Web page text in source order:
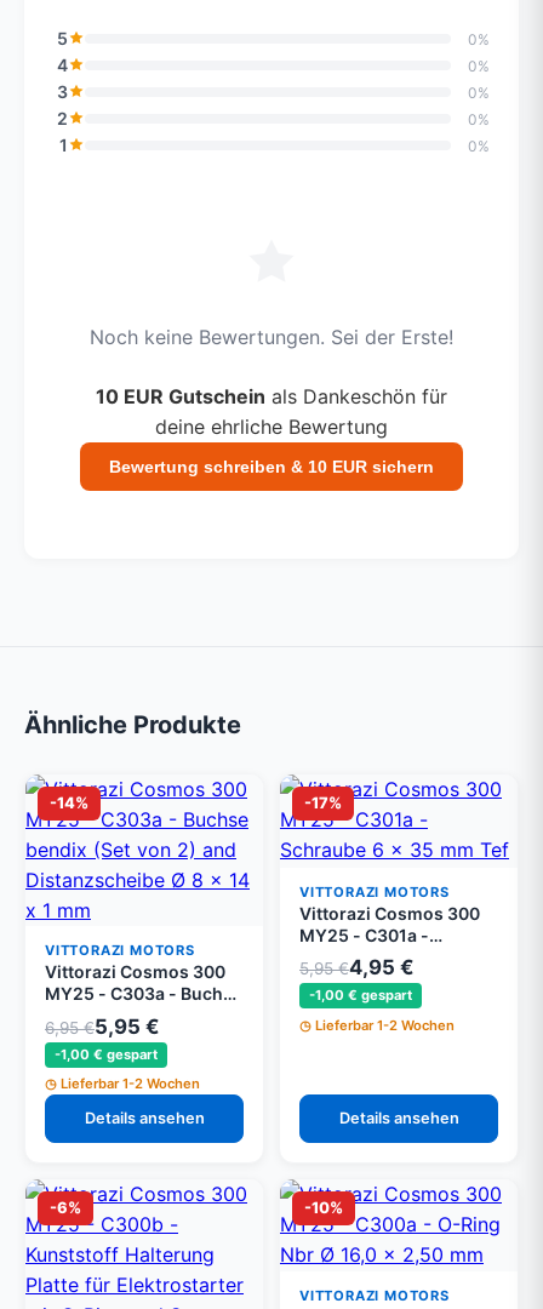
5 0%
4 0%
3 0%
2 0%
1 0%
Noch keine Bewertungen. Sei der Erste!
10 EUR Gutschein als Dankeschön für
deine ehrliche Bewertung
Bewertung schreiben & 10 EUR sichern
Ähnliche Produkte
-14%
VITTORAZI MOTORS
Vittorazi Cosmos 300
MY25 - C303a - Buchse
bendix (Set von 2) und
Distanzscheibe Ø 8 x 14
x 1 mm
6,95 €5,95 €
-1,00 € gespart
Lieferbar 1-2 Wochen
Details ansehen
-17%
VITTORAZI MOTORS
Vittorazi Cosmos 300
MY25 - C301a -
Schraube 6 x 35 mm Tef
DIN 6921 (Set von 5)
5,95 €4,95 €
-1,00 € gespart
Lieferbar 1-2 Wochen
Details ansehen
-6% -10%
VITTORAZI MOTORS